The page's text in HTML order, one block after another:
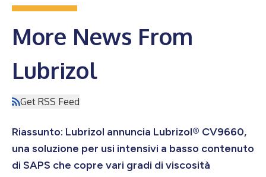
More News From
Lubrizol
Get RSS Feed
Riassunto: Lubrizol annuncia Lubrizol® CV9660,
una soluzione per usi intensivi a basso contenuto
di SAPS che copre vari gradi di viscosità